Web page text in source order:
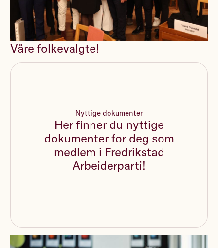
Våre folkevalgte!
Nyttige dokumenter
Her finner du nyttige
dokumenter for deg som
medlem i Fredrikstad
Arbeiderparti!